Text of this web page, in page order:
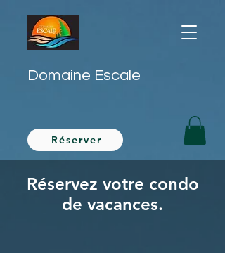
Domaine Escale
Réserver
Réservez votre condo
de vacances.